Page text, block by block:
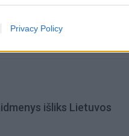
Privacy Policy
išliks Lietuvos